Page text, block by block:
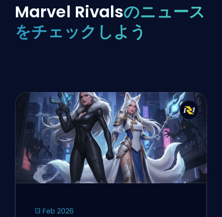
Marvel Rivalsのニュース
をチェックしよう
13 Feb 2026